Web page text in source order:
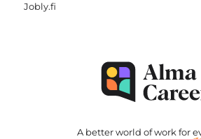
Jobly.fi
A better world of work for